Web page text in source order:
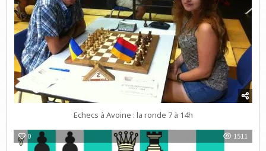
Echecs à Avoine : la ronde 7 à 14h
0 1511